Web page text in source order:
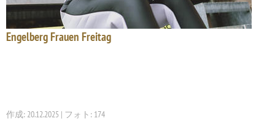
Engelberg Frauen Freitag
作成: 20.12.2025 | フォト: 174